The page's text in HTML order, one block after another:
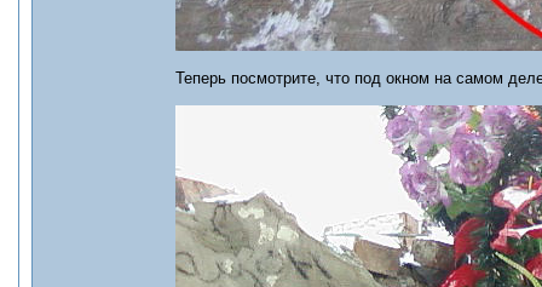
Теперь посмотрите, что под окном на самом